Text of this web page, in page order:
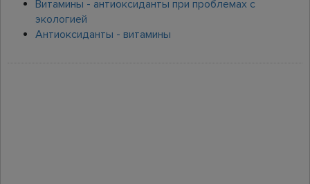
Витамины - антиоксиданты при проблемах с
экологией
Антиоксиданты - витамины